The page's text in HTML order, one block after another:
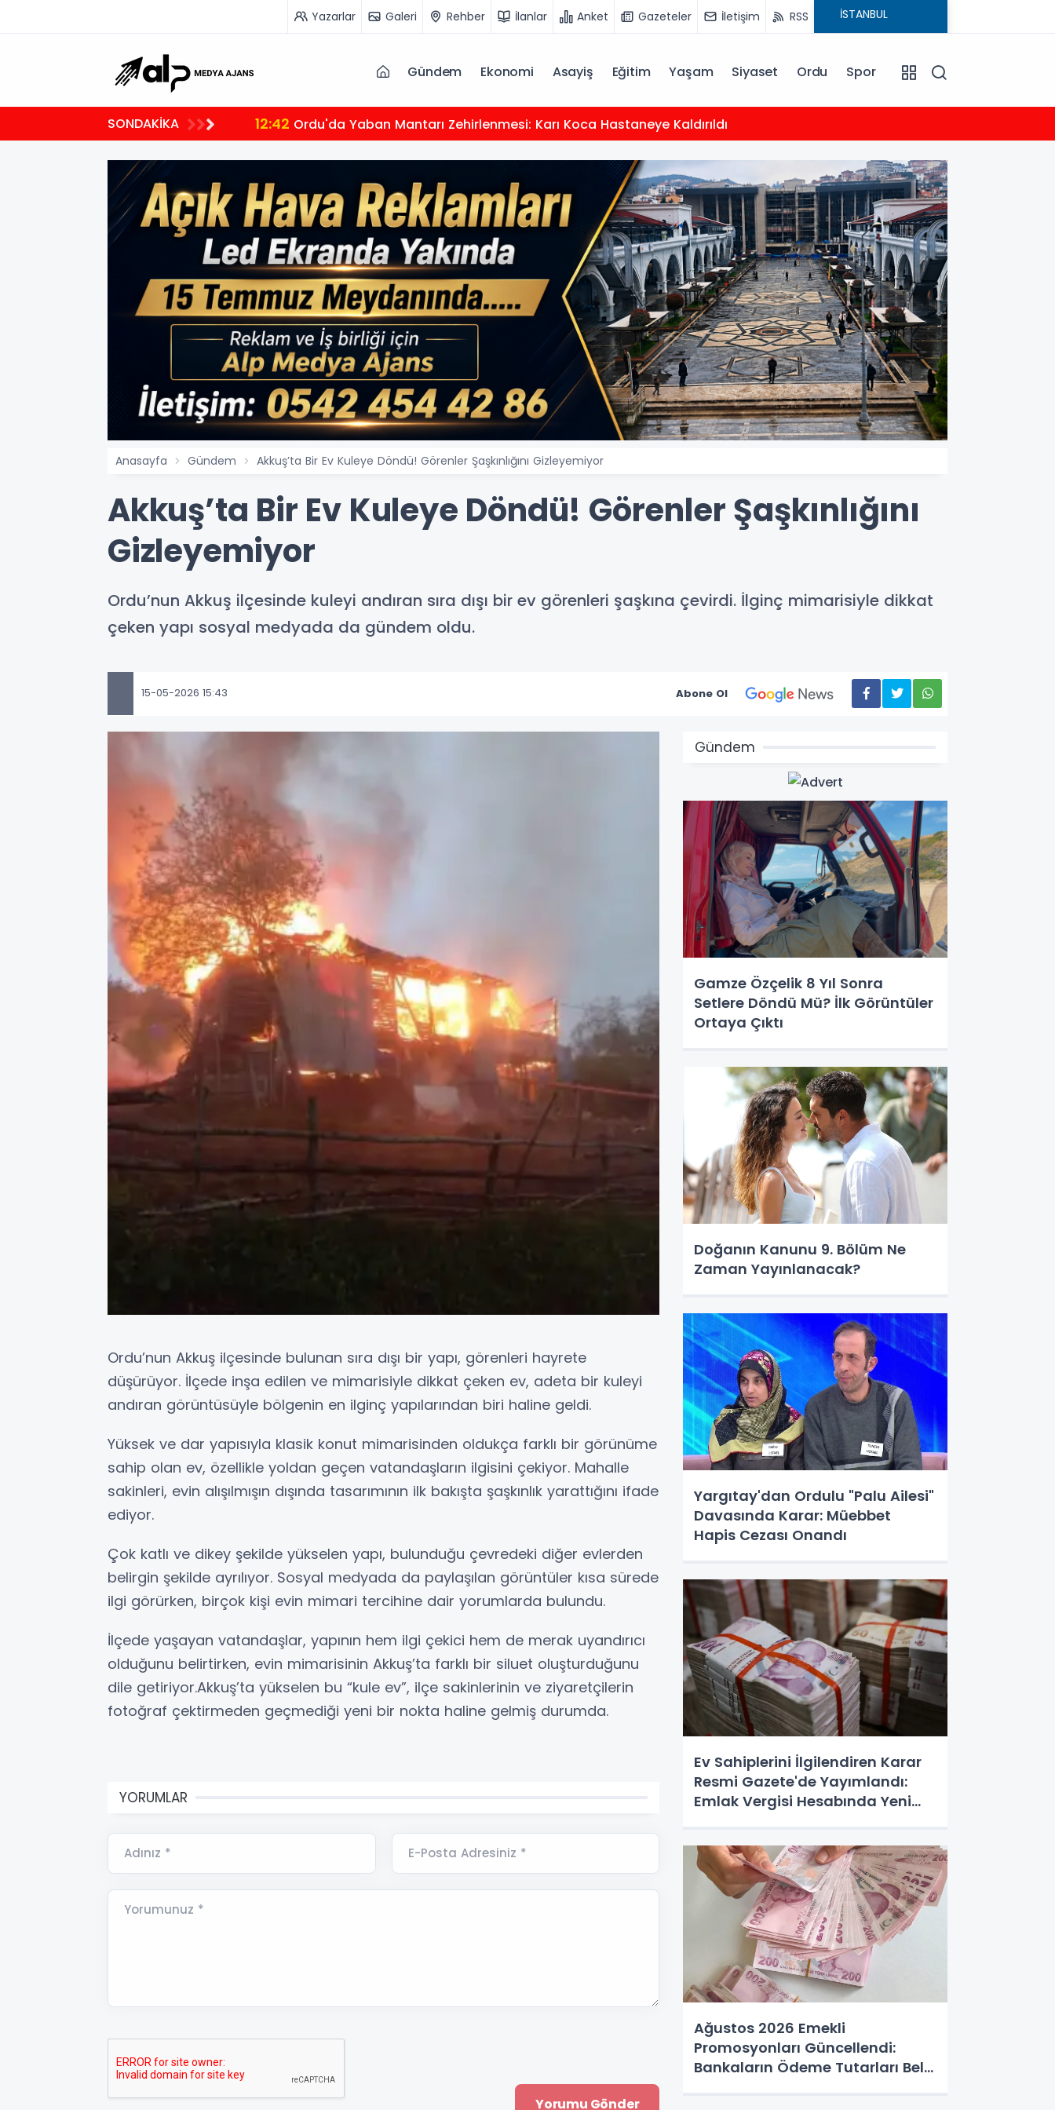
Yazarlar Galeri Rehber İlanlar Anket Gazeteler İletişim RSS
Gündem Ekonomi Asayiş Eğitim Yaşam Siyaset Ordu Spor
SONDAKİKA 12:42 Ordu'da Yaban Mantarı Zehirlenmesi: Karı Koca Hastaneye Kaldırıldı
Anasayfa Gündem Akkuş’ta Bir Ev Kuleye Döndü! Görenler Şaşkınlığını Gizleyemiyor
Akkuş’ta Bir Ev Kuleye Döndü! Görenler Şaşkınlığını
Gizleyemiyor
Ordu’nun Akkuş ilçesinde kuleyi andıran sıra dışı bir ev görenleri şaşkına çevirdi. İlginç mimarisiyle dikkat
çeken yapı sosyal medyada da gündem oldu.
15-05-2026 15:43 Abone Ol
Ordu’nun Akkuş ilçesinde bulunan sıra dışı bir yapı, görenleri hayrete
düşürüyor. İlçede inşa edilen ve mimarisiyle dikkat çeken ev, adeta bir kuleyi
andıran görüntüsüyle bölgenin en ilginç yapılarından biri haline geldi.
Yüksek ve dar yapısıyla klasik konut mimarisinden oldukça farklı bir görünüme
sahip olan ev, özellikle yoldan geçen vatandaşların ilgisini çekiyor. Mahalle
sakinleri, evin alışılmışın dışında tasarımının ilk bakışta şaşkınlık yarattığını ifade
ediyor.
Çok katlı ve dikey şekilde yükselen yapı, bulunduğu çevredeki diğer evlerden
belirgin şekilde ayrılıyor. Sosyal medyada da paylaşılan görüntüler kısa sürede
ilgi görürken, birçok kişi evin mimari tercihine dair yorumlarda bulundu.
İlçede yaşayan vatandaşlar, yapının hem ilgi çekici hem de merak uyandırıcı
olduğunu belirtirken, evin mimarisinin Akkuş’ta farklı bir siluet oluşturduğunu
dile getiriyor.Akkuş’ta yükselen bu “kule ev”, ilçe sakinlerinin ve ziyaretçilerin
fotoğraf çektirmeden geçmediği yeni bir nokta haline gelmiş durumda.
YORUMLAR
Adınız * E-Posta Adresiniz *
Yorumunuz *
Gündem
Gamze Özçelik 8 Yıl Sonra
Setlere Döndü Mü? İlk Görüntüler
Ortaya Çıktı
Doğanın Kanunu 9. Bölüm Ne
Zaman Yayınlanacak?
Yargıtay'dan Ordulu "Palu Ailesi"
Davasında Karar: Müebbet
Hapis Cezası Onandı
Ev Sahiplerini İlgilendiren Karar
Resmi Gazete'de Yayımlandı:
Emlak Vergisi Hesabında Yeni
Ağustos 2026 Emekli
Promosyonları Güncellendi:
Bankaların Ödeme Tutarları Belli